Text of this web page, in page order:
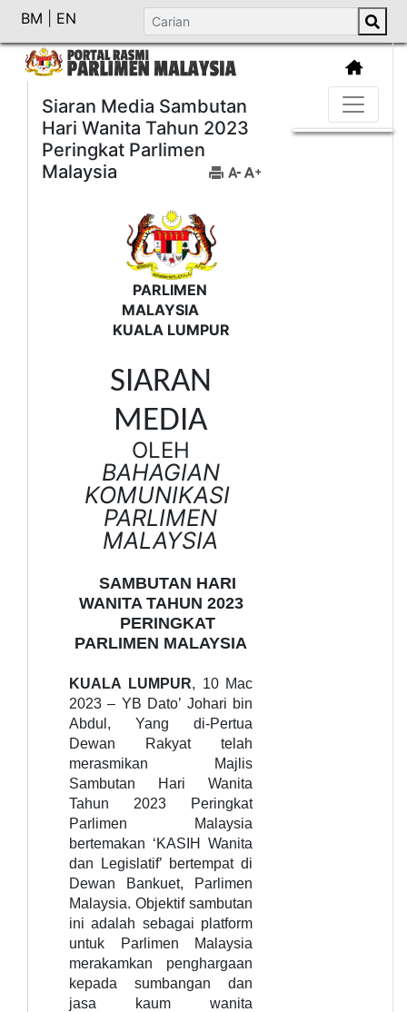
BM EN
Siaran Media Sambutan
Hari Wanita Tahun 2023
Peringkat Parlimen
Malaysia
PARLIMEN
MALAYSIA
KUALA LUMPUR
SIARAN
MEDIA
OLEH
BAHAGIAN
KOMUNIKASI
PARLIMEN
MALAYSIA
SAMBUTAN HARI
WANITA TAHUN 2023
PERINGKAT
PARLIMEN MALAYSIA
KUALA LUMPUR, 10 Mac
2023 – YB Dato’ Johari bin
Abdul,Yang di-Pertua
Dewan Rakyat telah
merasmikan Majlis
Sambutan Hari Wanita
Tahun 2023 Peringkat
Parlimen Malaysia
bertemakan ‘KASIH Wanita
dan Legislatif’ bertempat di
Dewan Bankuet, Parlimen
Malaysia. Objektif sambutan
ini adalah sebagai platform
untuk Parlimen Malaysia
merakamkan penghargaan
kepada sumbangan dan
jasa kaum wanita